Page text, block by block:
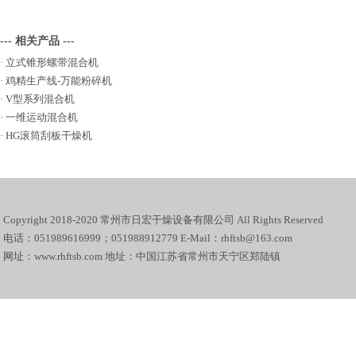
--- 相关产品 ---
· 立式锥形螺带混合机
· 鸡精生产线-万能粉碎机
· V型系列混合机
· 一维运动混合机
· HG滚筒刮板干燥机
Copyright 2018-2020 常州市日宏干燥设备有限公司 All Rights Reserved
电话：051989616999；051988912779 E-Mail：rhftsb@163.com
网址：www.rhftsb.com 地址：中国江苏省常州市天宁区郑陆镇